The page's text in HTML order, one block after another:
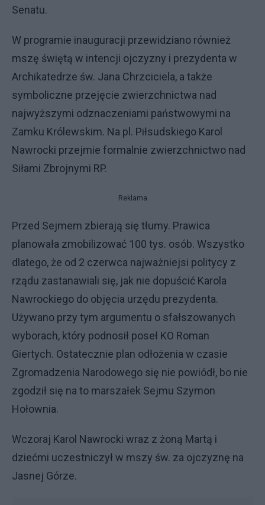
Senatu.
W programie inauguracji przewidziano również
mszę świętą w intencji ojczyzny i prezydenta w
Archikatedrze św. Jana Chrzciciela, a także
symboliczne przejęcie zwierzchnictwa nad
najwyższymi odznaczeniami państwowymi na
Zamku Królewskim. Na pl. Piłsudskiego Karol
Nawrocki przejmie formalnie zwierzchnictwo nad
Siłami Zbrojnymi RP.
Reklama
Przed Sejmem zbierają się tłumy. Prawica
planowała zmobilizować 100 tys. osób. Wszystko
dlatego, że od 2 czerwca najważniejsi politycy z
rządu zastanawiali się, jak nie dopuścić Karola
Nawrockiego do objęcia urzędu prezydenta.
Używano przy tym argumentu o sfałszowanych
wyborach, który podnosił poseł KO Roman
Giertych. Ostatecznie plan odłożenia w czasie
Zgromadzenia Narodowego się nie powiódł, bo nie
zgodził się na to marszałek Sejmu Szymon
Hołownia.
Wczoraj Karol Nawrocki wraz z żoną Martą i
dziećmi uczestniczył w mszy św. za ojczyznę na
Jasnej Górze.